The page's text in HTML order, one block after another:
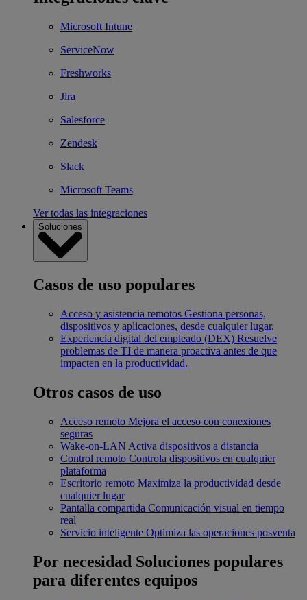
Microsoft Intune
ServiceNow
Freshworks
Jira
Salesforce
Zendesk
Slack
Microsoft Teams
Ver todas las integraciones
Soluciones
Casos de uso populares
Acceso y asistencia remotos Gestiona personas,
dispositivos y aplicaciones, desde cualquier lugar.
Experiencia digital del empleado (DEX) Resuelve
problemas de TI de manera proactiva antes de que
impacten en la productividad.
Otros casos de uso
Acceso remoto Mejora el acceso con conexiones
seguras
Wake-on-LAN Activa dispositivos a distancia
Control remoto Controla dispositivos en cualquier
plataforma
Escritorio remoto Maximiza la productividad desde
cualquier lugar
Pantalla compartida Comunicación visual en tiempo
real
Servicio inteligente Optimiza las operaciones posventa
Por necesidad Soluciones populares
para diferentes equipos